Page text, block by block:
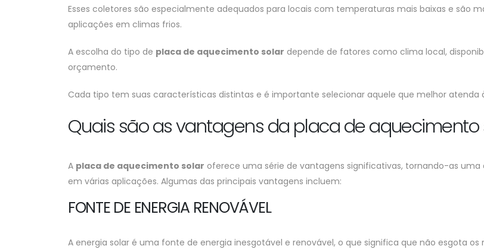
Esses coletores são especialmente adequados para locais com temperaturas mais baixas e são
aplicações em climas frios.
A escolha do tipo de placa de aquecimento solar depende de fatores como clima local,
orçamento.
Cada tipo tem suas características distintas e é importante selecionar aquele que melhor atenda
Quais são as vantagens da placa de aquecimento
A placa de aquecimento solar oferece uma série de vantagens significativas, tornando-as
em várias aplicações. Algumas das principais vantagens incluem:
FONTE DE ENERGIA RENOVÁVEL
A energia solar é uma fonte de energia inesgotável e renovável, o que significa que não esgota